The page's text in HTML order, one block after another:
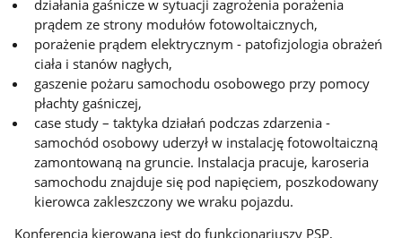
działania gaśnicze w sytuacji zagrożenia porażenia
prądem ze strony modułów fotowoltaicznych,
porażenie prądem elektrycznym - patofizjologia obrażeń
ciała i stanów nagłych,
gaszenie pożaru samochodu osobowego przy pomocy
płachty gaśniczej,
case study – taktyka działań podczas zdarzenia -
samochód osobowy uderzył w instalację fotowoltaiczną
zamontowaną na gruncie. Instalacja pracuje, karoseria
samochodu znajduje się pod napięciem, poszkodowany
kierowca zakleszczony we wraku pojazdu.
Konferencja kierowana jest do funkcjonariuszy PSP,